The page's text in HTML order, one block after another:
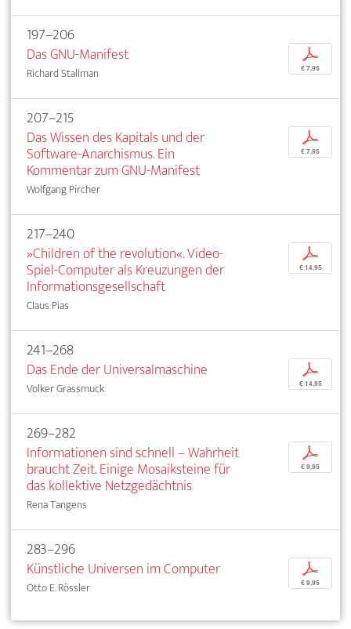
197–206
Das GNU-Manifest
Richard Stallman
p
€ 7,95
207–215
Das Wissen des Kapitals und der
Software-Anarchismus. Ein
Kommentar zum GNU-Manifest
Wolfgang Pircher
p
€ 7,95
217–240
»Children of the revolution«. Video-
Spiel-Computer als Kreuzungen der
Informationsgesellschaft
Claus Pias
p
€ 14,95
241–268
Das Ende der Universalmaschine
Volker Grassmuck
p
€ 14,95
269–282
Informationen sind schnell – Wahrheit
braucht Zeit. Einige Mosaiksteine für
das kollektive Netzgedächtnis
Rena Tangens
p
€ 9,95
283–296
Künstliche Universen im Computer
Otto E. Rössler
p
€ 9,95